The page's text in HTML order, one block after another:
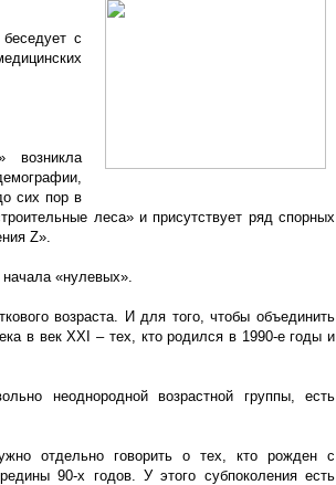
с
возникла
сих пор в
леса» и присутствует ряд спорных
Z».
«нулевых».
возраста. И для того, чтобы объединить
в век XXI – тех, кто родился в 1990-е годы и
неоднородной возрастной группы, есть
отдельно говорить о тех, кто рожден с
90-х годов. У этого субпоколения есть